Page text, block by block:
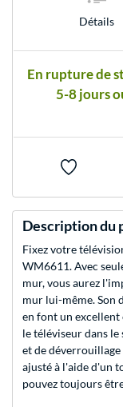
Détails
En rupture de
5-8 jours
Description du
Fixez votre
WM6611. Avec
mur, vous aurez
mur lui-même. Son
en font un
le téléviseur dans
et de
ajusté à l'aide d'un
pouvez toujours